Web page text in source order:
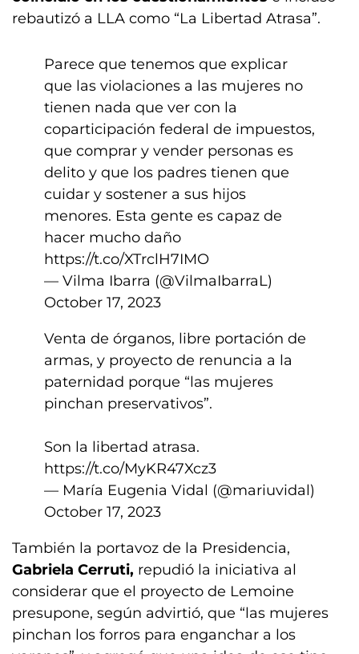
rebautizó a LLA como “La Libertad Atrasa”.
Parece que tenemos que explicar
que las violaciones a las mujeres no
tienen nada que ver con la
coparticipación federal de impuestos,
que comprar y vender personas es
delito y que los padres tienen que
cuidar y sostener a sus hijos
menores. Esta gente es capaz de
hacer mucho daño
https://t.co/XTrclH7IMO
— Vilma Ibarra (@VilmaIbarraL)
October 17, 2023
Venta de órganos, libre portación de
armas, y proyecto de renuncia a la
paternidad porque “las mujeres
pinchan preservativos”.
Son la libertad atrasa.
https://t.co/MyKR47Xcz3
— María Eugenia Vidal (@mariuvidal)
October 17, 2023
También la portavoz de la Presidencia,
Gabriela Cerruti, repudió la iniciativa al
considerar que el proyecto de Lemoine
presupone, según advirtió, que “las mujeres
pinchan los forros para enganchar a los